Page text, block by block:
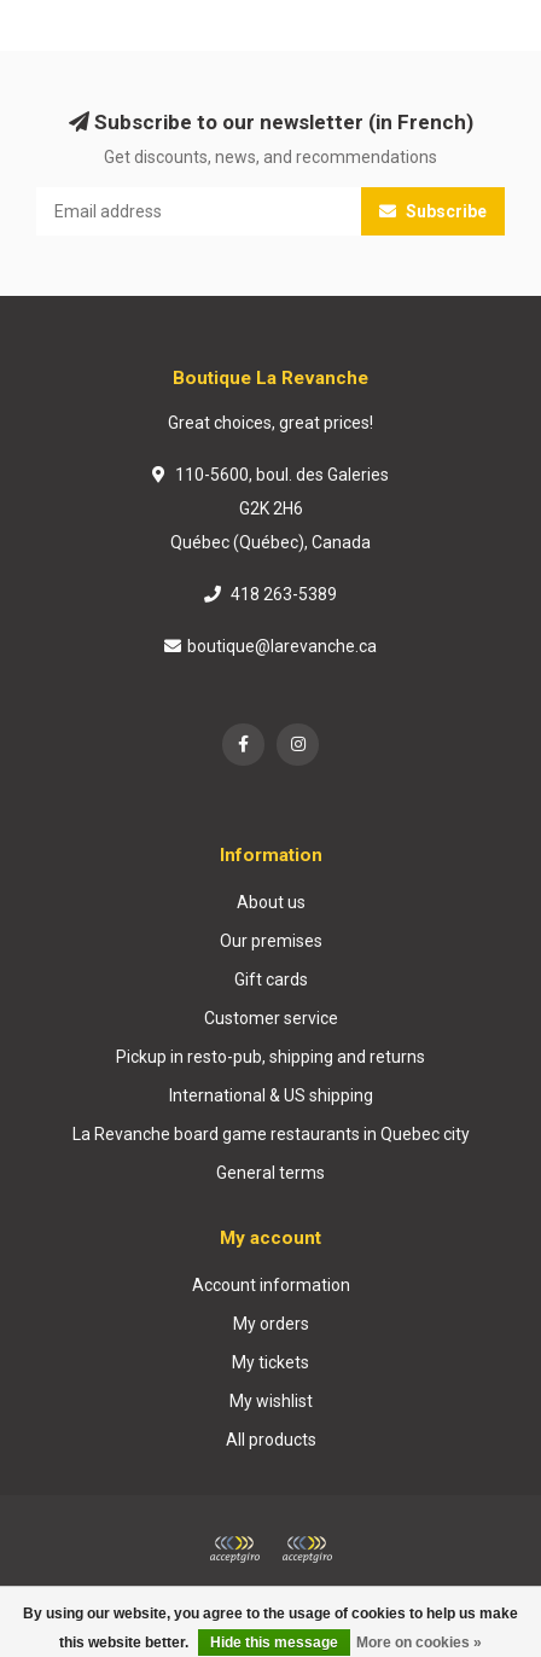
By using our website, you agree to the usage of cookies to help us make
this website better.
Hide this message More on cookies »
Subscribe to our newsletter (in French)
Get discounts, news, and recommendations
Subscribe
Boutique La Revanche
Great choices, great prices!
110-5600, boul. des Galeries
G2K 2H6
Québec (Québec), Canada
418 263-5389
boutique@larevanche.ca
Information
About us
Our premises
Gift cards
Customer service
Pickup in resto-pub, shipping and returns
International & US shipping
La Revanche board game restaurants in Quebec city
General terms
My account
Account information
My orders
My tickets
My wishlist
All products
© Copyright 2026 Boutique La Revanche